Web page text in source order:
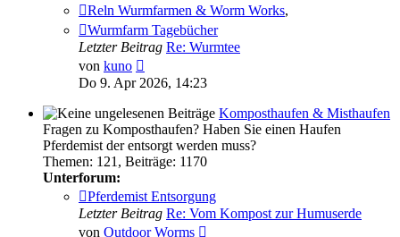
Reln Wurmfarmen & Worm Works,
Wurmfarm Tagebücher
Letzter Beitrag Re: Wurmtee
von kuno
Beitrag
Do 9. Apr 2026, 14:23
Komposthaufen & Misthaufen
Fragen zu Komposthaufen? Haben Sie einen Haufen
Pferdemist der entsorgt werden muss?
Themen: 121 , Beiträge: 1170
Unterforum:
Pferdemist Entsorgung
Letzter Beitrag Re: Vom Kompost zur Humuserde
von Outdoor Worms